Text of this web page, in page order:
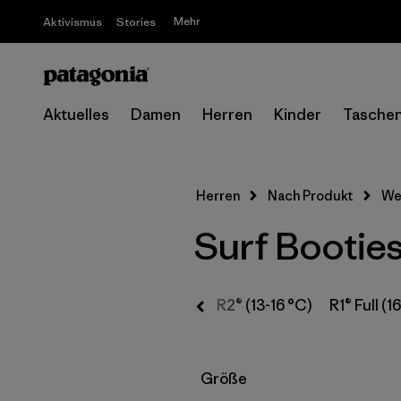
Aktivismus Stories Mehr
Aktuelles Damen Herren Kinder
Herren Nach Produkt
Surf
R3® (9-13 °C) R2® (13-16 °C) R1® Full
Filter by
Größe